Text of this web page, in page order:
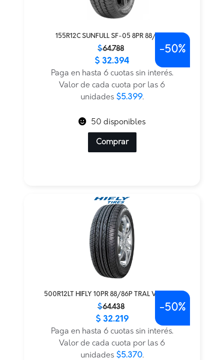
155R12C SUNFULL SF-05 8PR 88/86Q
$64.788
original
actual
$ 32.394
Paga en hasta 6 cuotas sin interés.
Valor de cada cuota por las 6
unidades $5.399.
-50%
50 disponibles
Comprar
500R12LT HIFLY 10PR 88/86P TRAL VAN 300
$64.438
original
actual
$ 32.219
Paga en hasta 6 cuotas sin interés.
Valor de cada cuota por las 6
unidades $5.370.
-50%